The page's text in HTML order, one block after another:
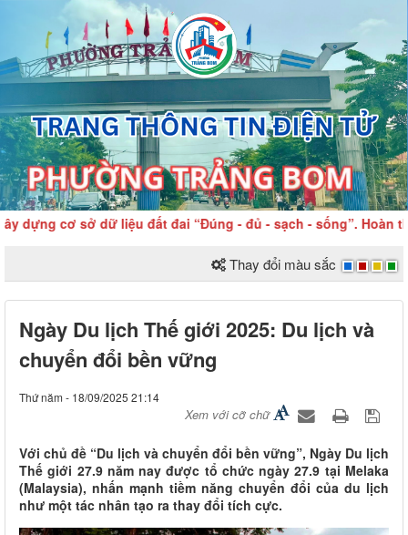
cơ sở dữ liệu đất đai “Đúng - đủ - sạch - sống”. Hoàn thiện
Thay đổi màu sắc
Ngày Du lịch Thế giới 2025: Du lịch và
chuyển đổi bền vững
Thứ năm - 18/09/2025 21:14
Xem với cỡ chữ
Với chủ đề “Du lịch và chuyển đổi bền vững”, Ngày Du lịch
Thế giới 27.9 năm nay được tổ chức ngày 27.9 tại Melaka
(Malaysia), nhấn mạnh tiềm năng chuyển đổi của du lịch
như một tác nhân tạo ra thay đổi tích cực.